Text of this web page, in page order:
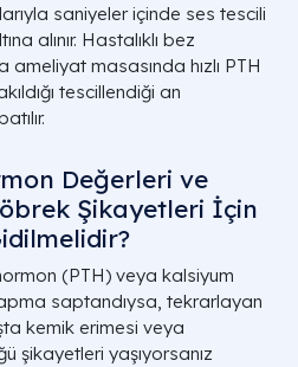
saniyeler içinde ses tescili
alınır. Hastalıklı bez
ameliyat masasında hızlı PTH
tescillendiği an
Değerleri ve
Şikayetleri İçin
(PTH) veya kalsiyum
saptandıysa, tekrarlayan
kemik erimesi veya
şikayetleri yaşıyorsanız